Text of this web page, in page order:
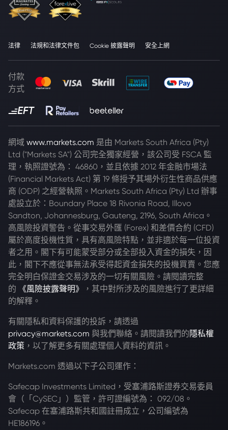
法律 法規和法律文件包 Cookie 披露聲明 安全上網
付款
方式
網域 www.markets.com 是由 Markets South Africa (Pty)
Ltd ("Markets SA") 公司完全獨家經營，該公司受 FSCA 監
理，執照證號為： 46860，並且依據 2012 年金融市場法
(Financial Markets Act) 第 19 條授予其場外衍生性商品供應
商 (ODP) 之經營執照。Markets South Africa (Pty) Ltd 辦事
處設立於：Boundary Place 18 Rivonia Road, Illovo
Sandton, Johannesburg, Gauteng, 2196, South Africa。
高風險投資警告。從事交易外匯 (Forex) 和差價合約 (CFD)
屬於高度投機性質，具有高風險特點，並非適於每一位投資
者之用。閣下有可能蒙受部分或全部投入資金的損失，因
此，閣下不應從事無法承受得起資金損失的投機買賣。您應
完全明白保證金交易涉及的一切有關風險。請閱讀完整
的
《風險披露聲明》
，其中對所涉及的風險進行了更詳細
的解釋。
有關隱私和資料保護的投訴，請透過
privacy@markets.com 與我們聯絡。請閱讀我們的 隱私權
政策 ，以了解更多有關處理個人資料的資訊。
Markets.com 透過以下子公司運作：
Safecap Investments Limited，受塞浦路斯證券交易委員
會（「CySEC」）監管，許可證編號為： 092/08。
Safecap 在塞浦路斯共和國註冊成立，公司編號為
HE186196。